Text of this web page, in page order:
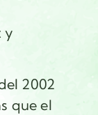
y
2002
que el